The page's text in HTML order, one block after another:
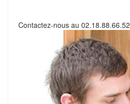
Contactez-nous au 02.18.88.66.52